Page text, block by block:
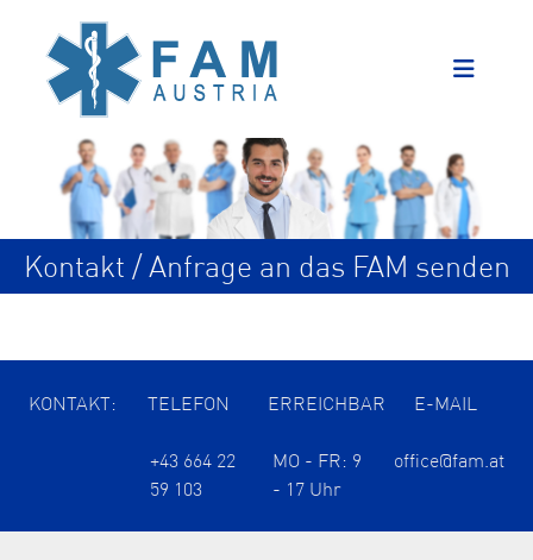
Kontakt / Anfrage an das FAM senden
KONTAKT: TELEFON ERREICHBAR E-MAIL
+43 664 22
59 103
MO - FR: 9
- 17 Uhr
office@fam.at